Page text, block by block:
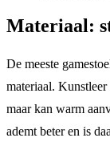
Materiaal:
De meeste
materiaal.
maar kan warm
ademt beter en is